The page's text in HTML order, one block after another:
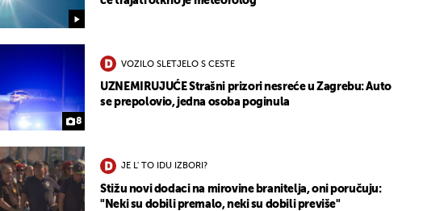
8
VOZILO SLETJELO S CESTE
UZNEMIRUJUĆE Strašni prizori nesreće u Zagrebu: Auto
se prepolovio, jedna osoba poginula
JE L' TO IDU IZBORI?
Stižu novi dodaci na mirovine branitelja, oni poručuju:
"Neki su dobili premalo, neki su dobili previše"